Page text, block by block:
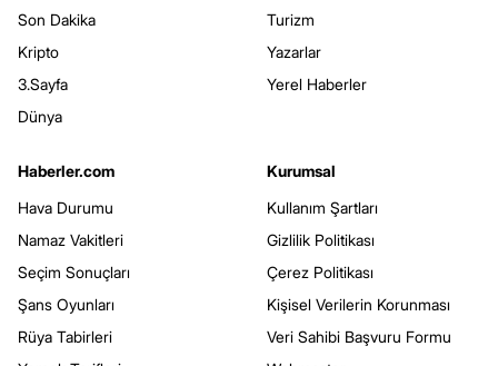
Son Dakika
Kripto
3.Sayfa
Dünya
Turizm
Yazarlar
Yerel Haberler
Haberler.com
Hava Durumu
Namaz Vakitleri
Seçim Sonuçları
Şans Oyunları
Rüya Tabirleri
Kurumsal
Kullanım Şartları
Gizlilik Politikası
Çerez Politikası
Kişisel Verilerin Korunması
Veri Sahibi Başvuru Formu